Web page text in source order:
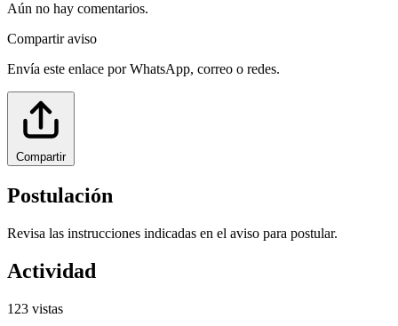
Aún no hay comentarios.
Compartir aviso
Envía este enlace por WhatsApp, correo o redes.
Compartir
Postulación
Revisa las instrucciones indicadas en el aviso para postular.
Actividad
123 vistas